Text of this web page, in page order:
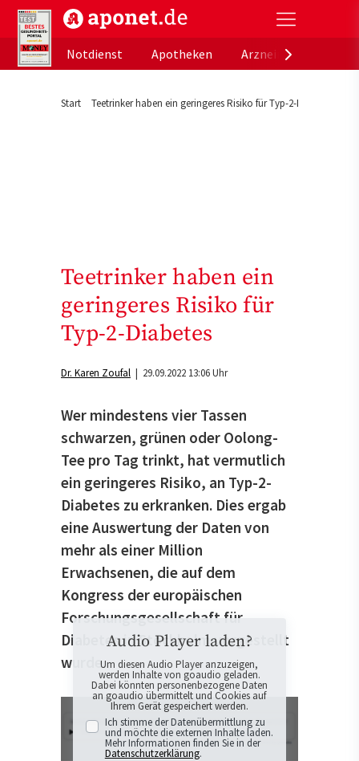
aponet.de - Das offizielle Gesundheitsportal der
Notdienst
Apotheken
Start Teetrinker haben ein geringeres Risiko für Typ-2-Diabetes
Teetrinker haben ein
geringeres Risiko für
Typ-2-Diabetes
Dr. Karen Zoufal | 29.09.2022 13:06 Uhr
Wer mindestens vier Tassen
schwarzen, grünen oder Oolong-
Tee pro Tag trinkt, hat vermutlich
ein geringeres Risiko, an Typ-2-
Diabetes zu erkranken. Dies ergab
eine Auswertung der Daten von
mehr als einer Million
Erwachsenen, die auf dem
Kongress der europäischen
Forschungsgesellschaft für
Diabetes in Stockholm vorgestellt
wurde.
Audio Player laden?
Um diesen Audio Player anzuzeigen,
werden Inhalte von goaudio geladen.
Dabei könnten personenbezogene Daten
an goaudio übermittelt und Cookies auf
Ihrem Gerät gespeichert werden.
Ich stimme der Datenübermittlung zu
und möchte die externen Inhalte laden.
Mehr Informationen finden Sie in der
Datenschutzerklärung.